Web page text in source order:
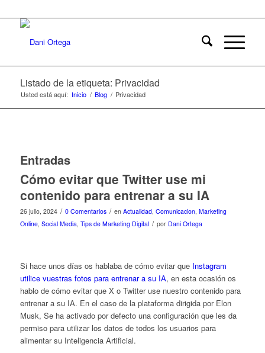
Listado de la etiqueta: Privacidad
Usted está aquí: Inicio / Blog / Privacidad
Entradas
Cómo evitar que Twitter use mi
contenido para entrenar a su IA
26 julio, 2024 / 0 Comentarios / en Actualidad, Comunicacion, Marketing
Online, Social Media, Tips de Marketing Digital / por Dani Ortega
Si hace unos días os hablaba de cómo evitar que Instagram
utilice vuestras fotos para entrenar a su IA, en esta ocasión os
hablo de cómo evitar que X o Twitter use nuestro contenido para
entrenar a su IA. En el caso de la plataforma dirigida por Elon
Musk, Se ha activado por defecto una configuración que les da
permiso para utilizar los datos de todos los usuarios para
alimentar su Inteligencia Artificial.